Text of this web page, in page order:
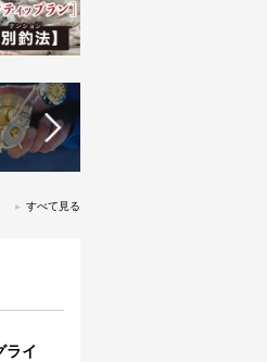
すべて見る
ライ